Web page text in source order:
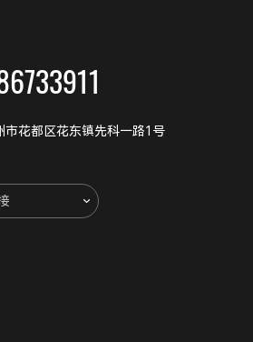
市花都区花东镇先科一路1号